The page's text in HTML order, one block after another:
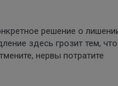
решение о
здесь грозит тем, что
нервы потратите